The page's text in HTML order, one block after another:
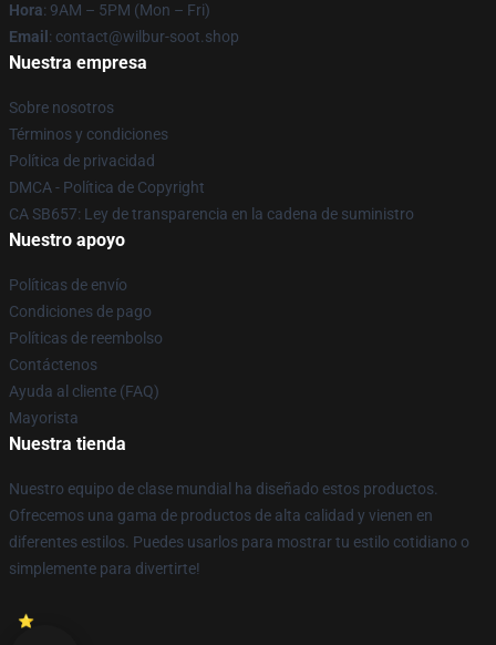
Hora: 9AM – 5PM (Mon – Fri)
Email : contact@wilbur-soot.shop
Nuestra empresa
Sobre nosotros
Términos y condiciones
Política de privacidad
DMCA - Política de Copyright
CA SB657: Ley de transparencia en la cadena de suministro
Nuestro apoyo
Políticas de envío
Condiciones de pago
Políticas de reembolso
Contáctenos
Ayuda al cliente (FAQ)
Mayorista
Nuestra tienda
Nuestro equipo de clase mundial ha diseñado estos productos.
Ofrecemos una gama de productos de alta calidad y vienen en
diferentes estilos. Puedes usarlos para mostrar tu estilo cotidiano o
simplemente para divertirte!